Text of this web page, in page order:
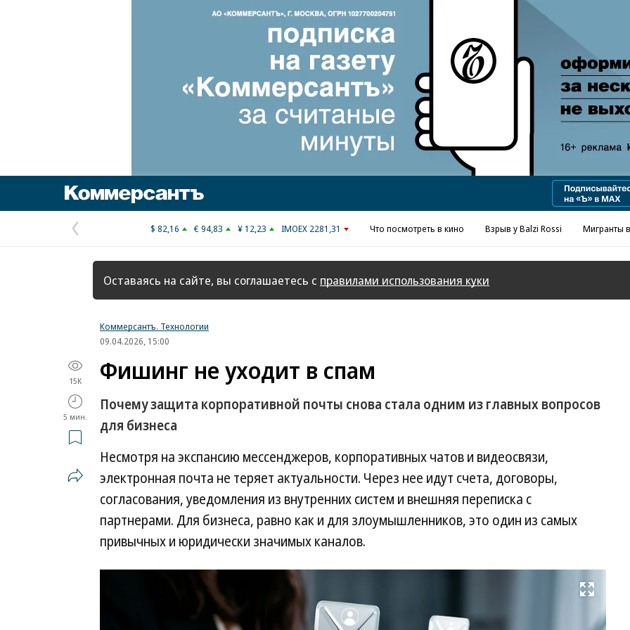
Реклама в «Ъ» www.kommersant.ru/ad
Предыдущая
страница
$ 82,16 € 94,83 ¥ 12,23 IMOEX 2281,31 Что посмотреть в кино Взрыв у Balzi Rossi Мигранты
Оставаясь на сайте, вы соглашаетесь с правилами использования куки
Коммерсантъ. Технологии
09.04.2026, 15:00
15K
5 мин.
Фишинг не уходит в спам
Почему защита корпоративной почты снова стала одним из главных вопросов
для бизнеса
Несмотря на экспансию мессенджеров, корпоративных чатов и видеосвязи,
электронная почта не теряет актуальности. Через нее идут счета, договоры,
согласования, уведомления из внутренних систем и внешняя переписка с
партнерами. Для бизнеса, равно как и для злоумышленников, это один из самых
привычных и юридически значимых каналов.
Развернуть на весь экран